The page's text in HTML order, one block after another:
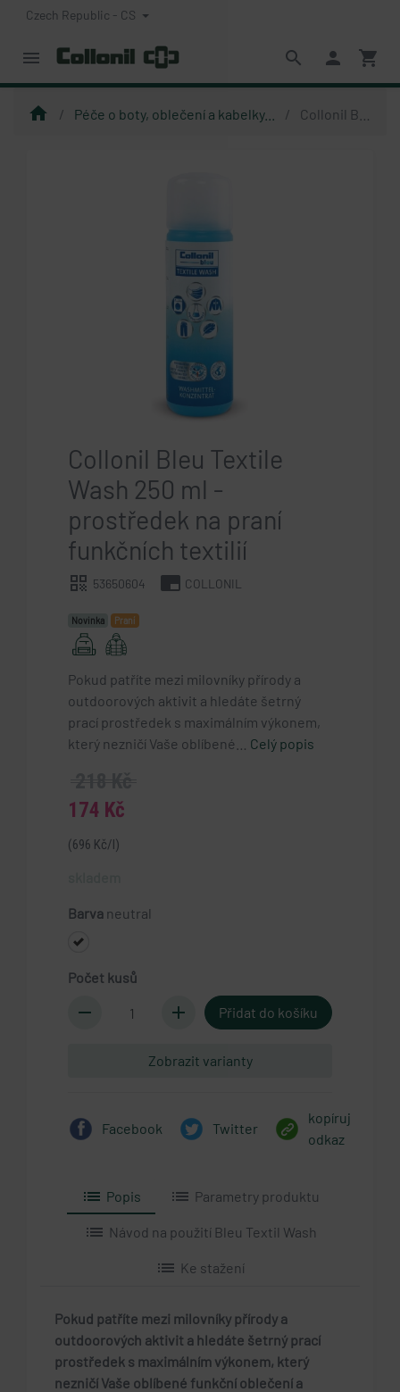
Czech Republic - CS
menu search person shopping_cart
home Péče o boty, oblečení a kabelky... Collonil Bleu Textile Wash 250 ml - prostředek na praní funkčních textilií
Collonil Bleu Textile
Wash 250 ml -
prostředek na praní
funkčních textilií
qr_code 53650604 branding_watermark COLLONIL
Novinka Praní
Pokud patříte mezi milovníky přírody a
outdoorových aktivit a hledáte šetrný
prací prostředek s maximálním výkonem,
který nezničí Vaše oblíbené… Celý popis
174 Kč
(696 Kč/l)
Barva neutral
Počet kusů
remove add
Zobrazit varianty
Facebook Twitter
kopíruj
odkaz
list Popis list Parametry produktu
list Návod na použití Bleu Textil Wash
list Ke stažení
Pokud patříte mezi milovníky přírody a
outdoorových aktivit a hledáte šetrný prací
prostředek s maximálním výkonem, který
nezničí Vaše oblíbené funkční oblečení a